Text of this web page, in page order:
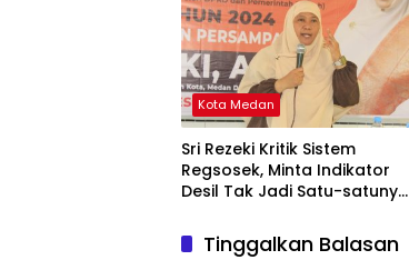
Kota Medan
Sri Rezeki Kritik Sistem
Regsosek, Minta Indikator
Desil Tak Jadi Satu-satunya
Tinggalkan Balasan